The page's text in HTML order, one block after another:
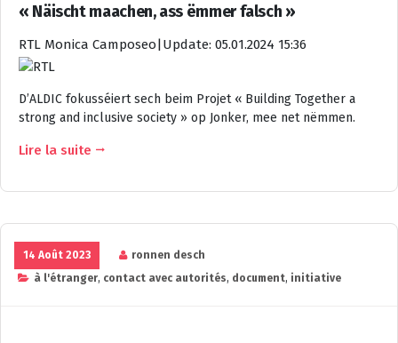
« Näischt maachen, ass ëmmer falsch »
RTL Monica Camposeo Update: 05.01.2024 15:36
D’ALDIC fokusséiert sech beim Projet « Building Together a
strong and inclusive society » op Jonker, mee net nëmmen.
Lire la suite
14 Août 2023
ronnen desch
à l'étranger, contact avec autorités, document, initiative